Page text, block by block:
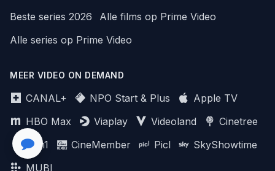
Beste series 2026
Alle films op Prime Video
Alle series op Prime Video
MEER VIDEO ON DEMAND
CANAL+ NPO Start & Plus
Apple TV
HBO Max
Viaplay Videoland
Cinetree
Film1
CineMember Picl
SkyShowtime
MUBI